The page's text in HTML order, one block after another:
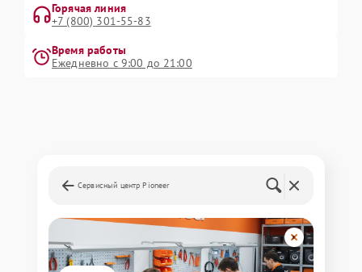
Горячая линия
+7 (800) 301-55-83
Время работы
Ежедневно с 9:00 до 21:00
Сервисный центр Pioneer